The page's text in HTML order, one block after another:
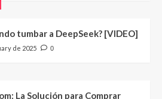
tumbar a DeepSeek? [VIDEO]
de 2025 0
La Solución para Comprar